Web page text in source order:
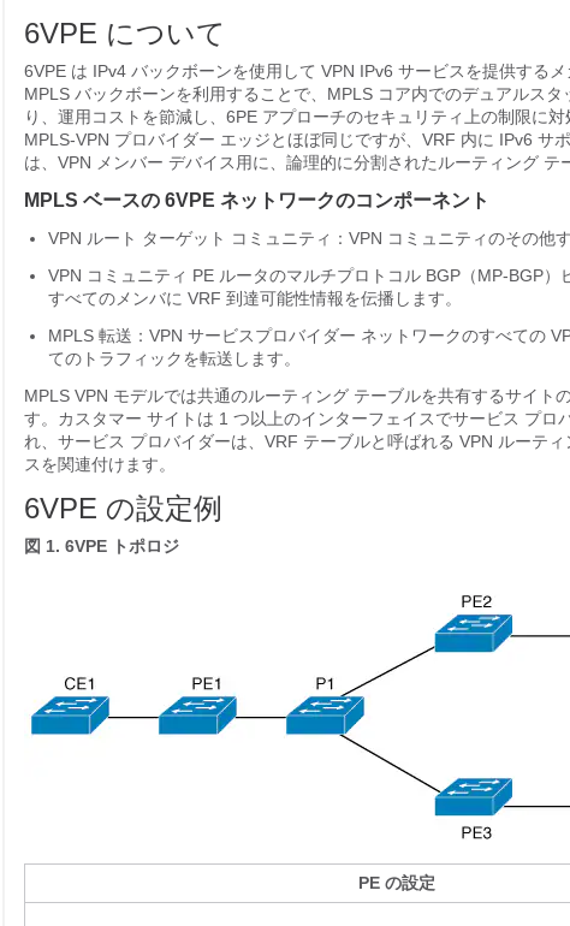
6VPE について
6VPE は IPv4 バックボーンを使用して VPN IPv6 サービスを提供する
MPLS バックボーンを利用することで、MPLS コア内でのデュアルスタ
り、運用コストを節減し、6PE アプローチのセキュリティ上の制限に
MPLS-VPN プロバイダー エッジとほぼ同じですが、VRF 内に IPv6 サ
は、VPN メンバー デバイス用に、論理的に分割されたルーティング テ
MPLS ベースの 6VPE ネットワークのコンポーネント
VPN ルート ターゲット コミュニティ：VPN コミュニティのその他
VPN コミュニティ PE ルータのマルチプロトコル BGP（MP-BGP）
すべてのメンバに VRF 到達可能性情報を伝播します。
MPLS 転送：VPN サービスプロバイダー ネットワークのすべての
てのトラフィックを転送します。
MPLS VPN モデルでは共通のルーティング テーブルを共有するサイト
す。カスタマー サイトは 1 つ以上のインターフェイスでサービス プロ
れ、サービス プロバイダーは、VRF テーブルと呼ばれる VPN ルーテ
スを関連付けます。
6VPE の設定例
図 1. 6VPE トポロジ
PE の設定